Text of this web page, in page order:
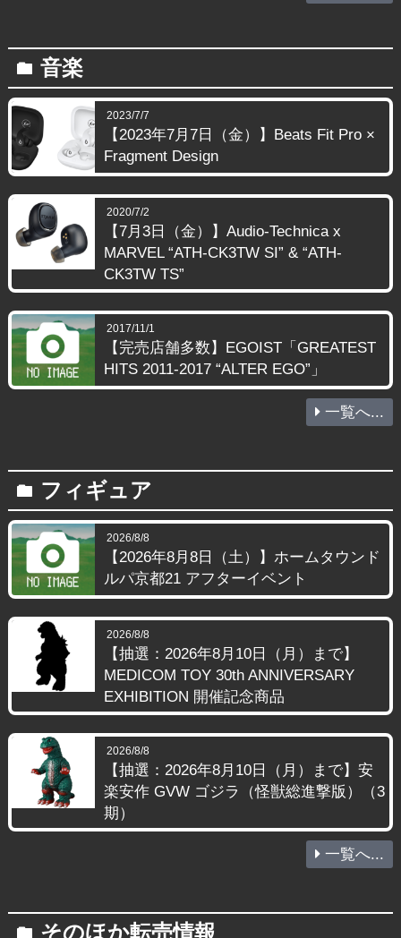
folder 音楽
2023/7/7
【2023年7月7日（金）】Beats Fit Pro ×
Fragment Design
2020/7/2
【7月3日（金）】Audio-Technica x
MARVEL “ATH-CK3TW SI” & “ATH-
CK3TW TS”
2017/11/1
【完売店舗多数】EGOIST「GREATEST
HITS 2011-2017 “ALTER EGO”」
一覧へ...
folder フィギュア
2026/8/8
【2026年8月8日（土）】ホームタウンド
ルパ京都21 アフターイベント
2026/8/8
【抽選：2026年8月10日（月）まで】
MEDICOM TOY 30th ANNIVERSARY
EXHIBITION 開催記念商品
2026/8/8
【抽選：2026年8月10日（月）まで】安
楽安作 GVW ゴジラ（怪獣総進撃版）（3
期）
一覧へ...
folder そのほか転売情報